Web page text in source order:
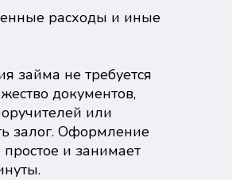
расходы и иные
займа не требуется
документов,
или
залог. Оформление
и занимает